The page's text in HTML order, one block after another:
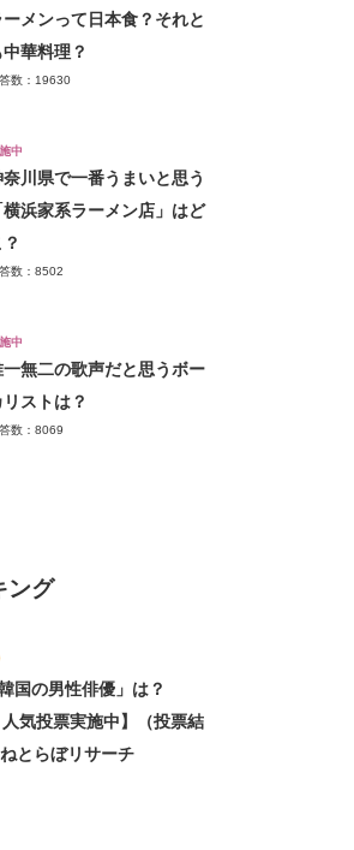
ーメンって日本食？それと
中華料理？
数：19630
中
奈川県で一番うまいと思う
横浜家系ラーメン店」はど
数：8502
中
一無二の歌声だと思うボー
リストは？
数：8069
ング
国の男性俳優」は？
人気投票実施中】（投票結
とらぼリサーチ